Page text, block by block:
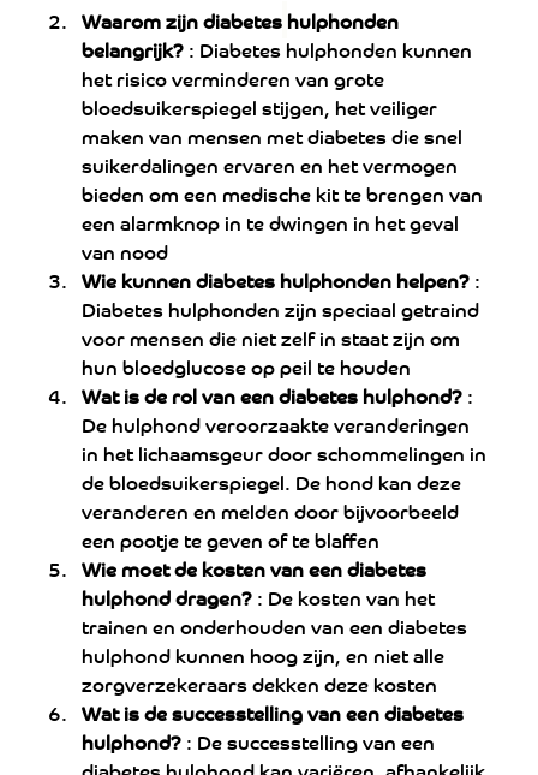
Waarom zijn diabeteshulphonden
belangrijk? : Diabetes hulphonden kunnen
het risico verminderen van grote
bloedsuikerspiegel stijgen, het veiliger
maken van mensen met diabetes die snel
suikerdalingen ervaren en het vermogen
bieden om een ​​medische kit te brengen van
een alarmknop in te dwingen in het geval
van nood
Wie kunnen diabetes hulphonden helpen? :
Diabetes hulphonden zijn speciaal getraind
voor mensen die niet zelf in staat zijn om
hun bloedglucose op peil te houden
Wat is de rol van een diabetes hulphond? :
De hulphond veroorzaakte veranderingen
in het lichaamsgeur door schommelingen in
de bloedsuikerspiegel. De hond kan deze
veranderen en melden door bijvoorbeeld
een pootje te geven of te blaffen
Wie moet de kosten van een diabetes
hulphond dragen? : De kosten van het
trainen en onderhouden van een diabetes
hulphond kunnen hoog zijn, en niet alle
zorgverzekeraars dekken deze kosten
Wat is de successtelling van een diabetes
hulphond? : De successtelling van een